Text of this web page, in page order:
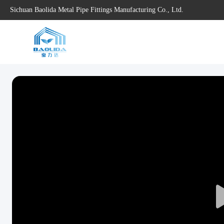
Sichuan Baolida Metal Pipe Fittings Manufacturing Co., Ltd.